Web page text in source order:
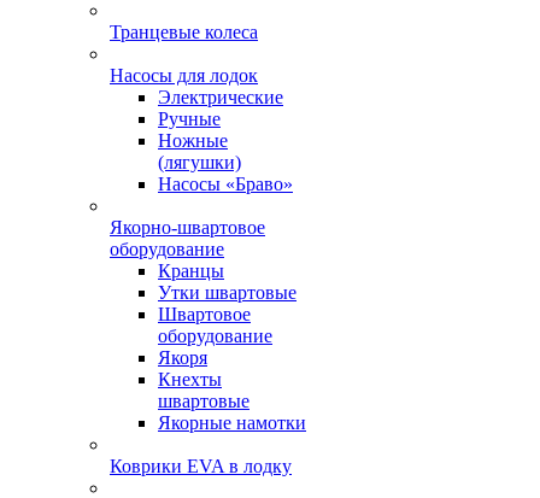
Транцевые колеса
Насосы для лодок
Электрические
Ручные
Ножные
(лягушки)
Насосы «Браво»
Якорно-швартовое
оборудование
Кранцы
Утки швартовые
Швартовое
оборудование
Якоря
Кнехты
швартовые
Якорные намотки
Коврики EVA в лодку